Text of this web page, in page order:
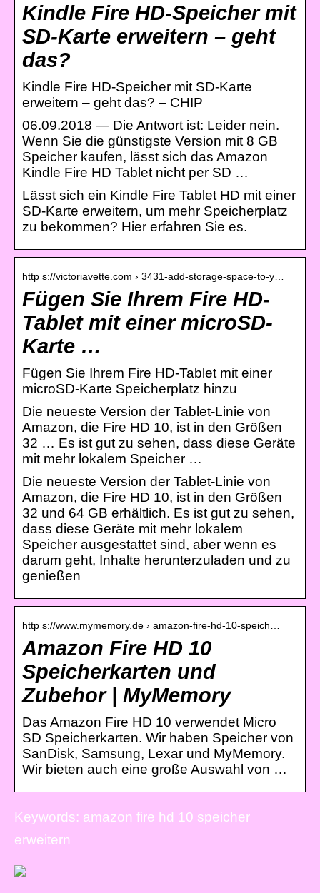
Kindle Fire HD-Speicher mit
SD-Karte erweitern – geht
das?
Kindle Fire HD-Speicher mit SD-Karte
erweitern – geht das? – CHIP
06.09.2018 — Die Antwort ist: Leider nein.
Wenn Sie die günstigste Version mit 8 GB
Speicher kaufen, lässt sich das Amazon
Kindle Fire HD Tablet nicht per SD …
Lässt sich ein Kindle Fire Tablet HD mit einer
SD-Karte erweitern, um mehr Speicherplatz
zu bekommen? Hier erfahren Sie es.
http s://victoriavette.com › 3431-add-storage-space-to-y…
Fügen Sie Ihrem Fire HD-
Tablet mit einer microSD-
Karte …
Fügen Sie Ihrem Fire HD-Tablet mit einer
microSD-Karte Speicherplatz hinzu
Die neueste Version der Tablet-Linie von
Amazon, die Fire HD 10, ist in den Größen
32 … Es ist gut zu sehen, dass diese Geräte
mit mehr lokalem Speicher …
Die neueste Version der Tablet-Linie von
Amazon, die Fire HD 10, ist in den Größen
32 und 64 GB erhältlich. Es ist gut zu sehen,
dass diese Geräte mit mehr lokalem
Speicher ausgestattet sind, aber wenn es
darum geht, Inhalte herunterzuladen und zu
genießen
http s://www.mymemory.de › amazon-fire-hd-10-speich…
Amazon Fire HD 10
Speicherkarten und
Zubehor | MyMemory
Das Amazon Fire HD 10 verwendet Micro
SD Speicherkarten. Wir haben Speicher von
SanDisk, Samsung, Lexar und MyMemory.
Wir bieten auch eine große Auswahl von …
Keywords: amazon fire hd 10 speicher
erweitern